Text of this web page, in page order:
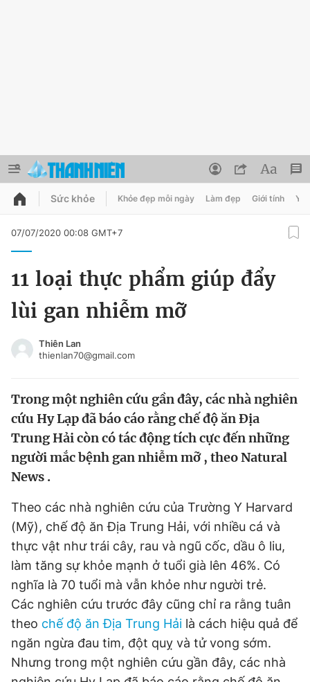
QUẢNG CÁO ĐẶT BÁO
Chuyên mục
Chào ngày mới
Tin thị trường Tin 360
Video Magazine
Tiện ích Bạn cần biết
Thông tin tòa soạn Liên hệ quảng cáo
Đọc Thanh Niên trên điện thoại
Đổi mật khẩu
Tin đã lưu
Tin đã xem
Sức khỏe Khỏe đẹp mỗi ngày Làm đẹp Giới tính Y
07/07/2020 00:08 GMT+7
11 loại thực phẩm giúp đẩy
lùi gan nhiễm mỡ
Thiên Lan
thienlan70@gmail.com
Trong một nghiên cứu gần đây, các nhà nghiên
cứu Hy Lạp đã báo cáo rằng chế độ ăn Địa
Trung Hải còn có tác động tích cực đến những
người mắc bệnh gan nhiễm mỡ , theo Natural
News .
Theo các nhà nghiên cứu của Trường Y Harvard
(Mỹ), chế độ ăn Địa Trung Hải, với nhiều cá và
thực vật như trái cây, rau và ngũ cốc, dầu ô liu,
làm tăng sự khỏe mạnh ở tuổi già lên 46%. Có
nghĩa là 70 tuổi mà vẫn khỏe như người trẻ.
Các nghiên cứu trước đây cũng chỉ ra rằng tuân
theo chế độ ăn Địa Trung Hải là cách hiệu quả để
ngăn ngừa đau tim, đột quỵ và tử vong sớm.
Nhưng trong một nghiên cứu gần đây, các nhà